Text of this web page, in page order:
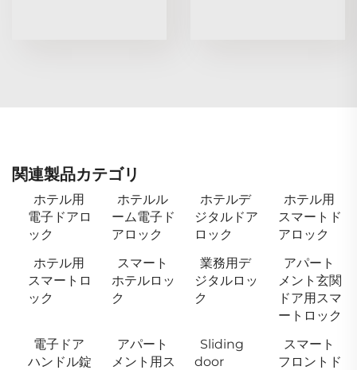
関連製品カテゴリ
ホテル用
電子ドアロ
ック
ホテルル
ーム電子ド
アロック
ホテルデ
ジタルドア
ロック
ホテル用
スマートド
アロック
ホテル用
スマートロ
ック
スマート
ホテルロッ
ク
業務用デ
ジタルロッ
ク
アパート
メント玄関
ドア用スマ
ートロック
電子ドア
ハンドル錠
アパート
メント用ス
Sliding
door
スマート
フロントド